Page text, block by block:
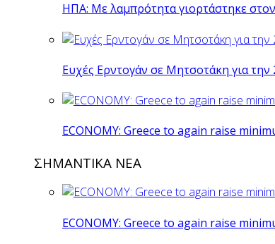
ΗΠΑ: Με λαμπρότητα γιορτάστηκε
Ευχές Ερντογάν σε Μητσοτάκη για
ECONOMY: Greece to again raise
ΣΗΜΑΝΤΙΚΑ ΝΕΑ
ECONOMY: Greece to again raise